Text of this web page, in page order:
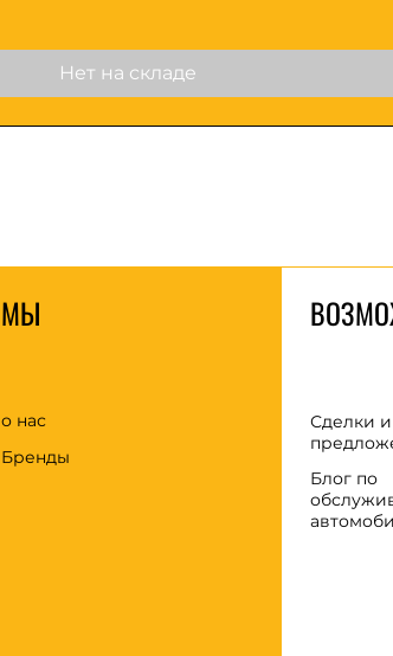
Нет на складе
МЫ
о нас
Бренды
Сделки и
Блог по